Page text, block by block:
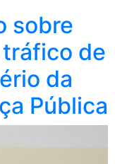
sobre
de
da
Pública